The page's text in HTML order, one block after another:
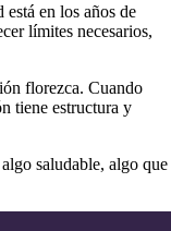
en los años de
límites necesarios,
florezca. Cuando
tiene estructura y
saludable, algo que